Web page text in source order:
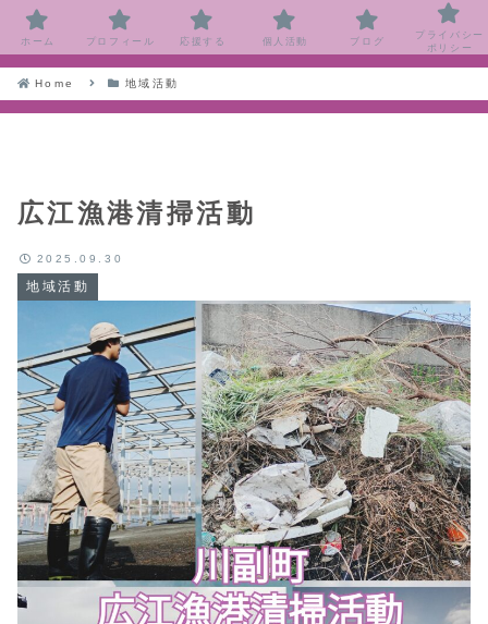
Home 地域活動
広江漁港清掃活動
地域活動
2025.09.30
ホーム プロフィール 応援する 個人活動 ブログ
プライバシー
ポリシー